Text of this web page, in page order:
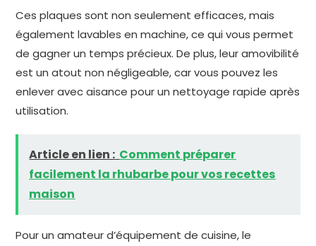
Ces plaques sont non seulement efficaces, mais
également lavables en machine, ce qui vous permet
de gagner un temps précieux. De plus, leur amovibilité
est un atout non négligeable, car vous pouvez les
enlever avec aisance pour un nettoyage rapide après
utilisation.
Article en lien : Comment préparer
facilement la rhubarbe pour vos recettes
maison
Pour un amateur d’équipement de cuisine, le